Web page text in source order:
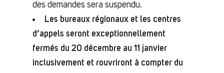
des demandes sera suspendu.
Les bureaux régionaux et les centres
d’appels seront exceptionnellement
fermés du 20 décembre au 11 janvier
inclusivement et rouvriront à compter du